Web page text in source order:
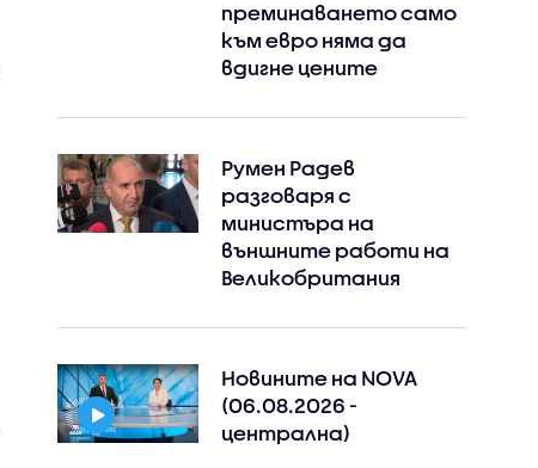
преминаването само
към евро няма да
вдигне цените
Румен Радев
разговаря с
министъра на
външните работи на
Великобритания
Новините на NOVA
(06.08.2026 -
централна)